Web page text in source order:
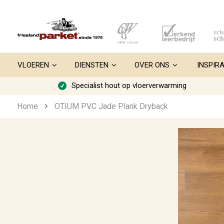
VLOEREN DIENSTEN OVER ONS
Specialist hout op vloerverwarming
Home OTIUM PVC Jade Plank Dryback
Ga
naar